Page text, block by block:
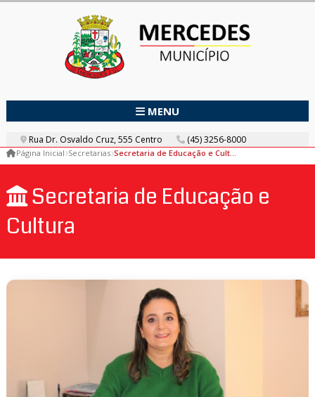
MENU
Rua Dr. Osvaldo Cruz, 555 Centro (45) 3256-8000
Página Inicial Secretarias Secretaria de Educação e Cultura
Secretaria de Educação e
Cultura